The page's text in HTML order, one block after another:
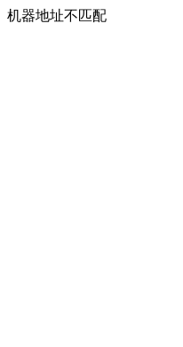
机器地址不匹配